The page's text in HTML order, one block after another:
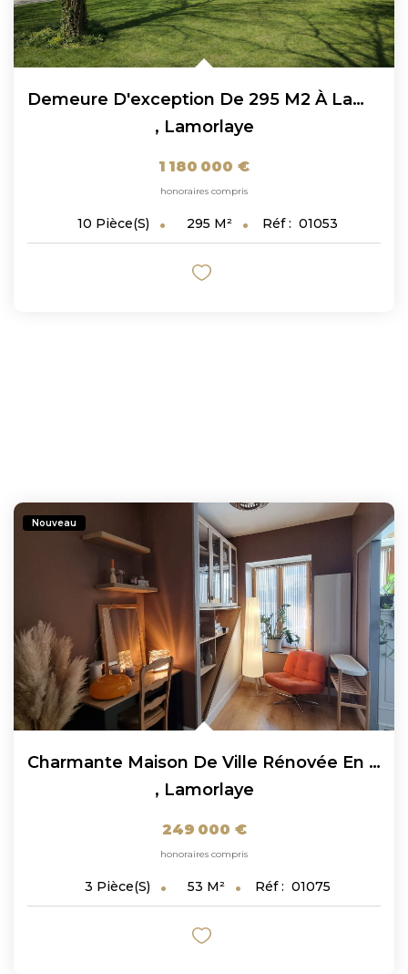
Demeure D'exception De 295 M2 À Lamorlaye Dans Le Domaine...
, Lamorlaye
1 180 000 €
honoraires compris
10 Pièce(s) 295 M² Réf : 01053
Nouveau
Charmante Maison De Ville Rénovée En Plein Coeur De...
, Lamorlaye
249 000 €
honoraires compris
3 Pièce(s) 53 M² Réf : 01075